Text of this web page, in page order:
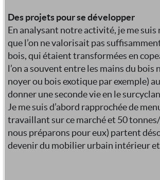
Des projets pour se développer
En analysant notre activité, je me suis
que l’on ne valorisait pas
bois, qui étaient transformées en
l’on a souvent entre les mains du bois
noyer ou bois exotique par exemple)
donner une seconde vie en le
Je me suis d’abord rapprochée de
travaillant sur ce marché et 50
nous préparons pour eux) partent
devenir du mobilier urbain intérieur